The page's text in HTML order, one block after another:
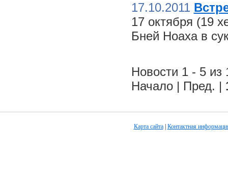
17.10.2011
17 октября (19
Бней Ноаха в
Новости 1 - 5 из
Начало | Пред. |
Карта сайта| Контактная